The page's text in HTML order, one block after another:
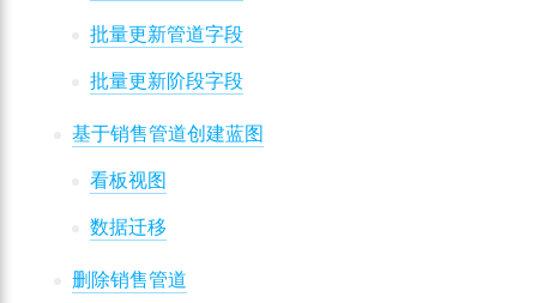
批量更新管道字段
批量更新阶段字段
基于销售管道创建蓝图
看板视图
数据迁移
删除销售管道